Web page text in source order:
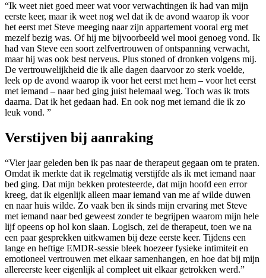
“Ik weet niet goed meer wat voor verwachtingen ik had van mijn
eerste keer, maar ik weet nog wel dat ik de avond waarop ik voor
het eerst met Steve meeging naar zijn appartement vooral erg met
mezelf bezig was. Of hij me bijvoorbeeld wel mooi genoeg vond. Ik
had van Steve een soort zelfvertrouwen of ontspanning verwacht,
maar hij was ook best nerveus. Plus stoned of dronken volgens mij.
De vertrouwelijkheid die ik alle dagen daarvoor zo sterk voelde,
leek op de avond waarop ik voor het eerst met hem – voor het eerst
met iemand – naar bed ging juist helemaal weg. Toch was ik trots
daarna. Dat ik het gedaan had. En ook nog met iemand die ik zo
leuk vond. ”
Verstijven bij aanraking
“Vier jaar geleden ben ik pas naar de therapeut gegaan om te praten.
Omdat ik merkte dat ik regelmatig verstijfde als ik met iemand naar
bed ging. Dat mijn bekken protesteerde, dat mijn hoofd een error
kreeg, dat ik eigenlijk alleen maar iemand van me af wilde duwen
en naar huis wilde. Zo vaak ben ik sinds mijn ervaring met Steve
met iemand naar bed geweest zonder te begrijpen waarom mijn hele
lijf opeens op hol kon slaan. Logisch, zei de therapeut, toen we na
een paar gesprekken uitkwamen bij deze eerste keer. Tijdens een
lange en heftige EMDR-sessie bleek hoezeer fysieke intimiteit en
emotioneel vertrouwen met elkaar samenhangen, en hoe dat bij mijn
allereerste keer eigenlijk al compleet uit elkaar getrokken werd.”